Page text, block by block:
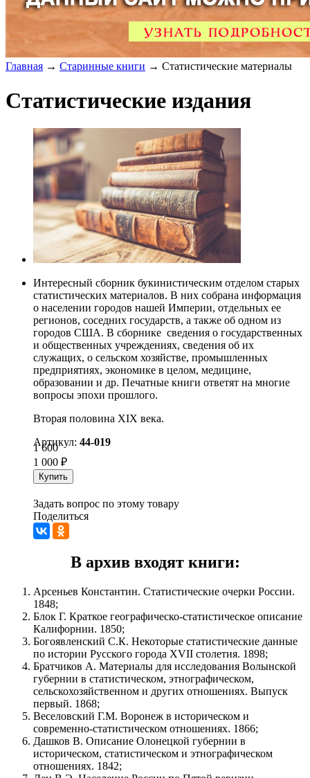
Главная → Старинные книги → Статистические материалы
Статистические издания
Интересный сборник букинистическим отделом старых
статистических материалов. В них собрана информация
о населении городов нашей Империи, отдельных ее
регионов, соседних государств, а также об одном из
городов США. В сборнике сведения о государственных
и общественных учреждениях, сведения об их
служащих, о сельском хозяйстве, промышленных
предприятиях, экономике в целом, медицине,
образовании и др. Печатные книги ответят на многие
вопросы эпохи прошлого.
Вторая половина XIX века.
Артикул: 44-019
1 600
1 000 ₽
Купить
Задать вопрос по этому товару
Поделиться
В архив входят книги:
Арсеньев Константин. Статистические очерки России.
1848;
Блок Г. Краткое географическо-статистическое описание
Калифорнии. 1850;
Богоявленский С.К. Некоторые статистические данные
по истории Русского города XVII столетия. 1898;
Братчиков А. Материалы для исследования Волынской
губернии в статистическом, этнографическом,
сельскохозяйственном и других отношениях. Выпуск
первый. 1868;
Веселовский Г.М. Воронеж в историческом и
современно-статистическом отношениях. 1866;
Дашков В. Описание Олонецкой губернии в
историческом, статистическом и этнографическом
отношениях. 1842;